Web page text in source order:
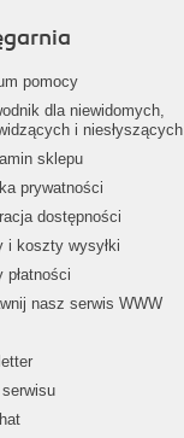
pomocy
dla niewidomych,
i niesłyszących
sklepu
prywatności
dostępności
i koszty wysyłki
płatności
nasz serwis WWW
serwisu